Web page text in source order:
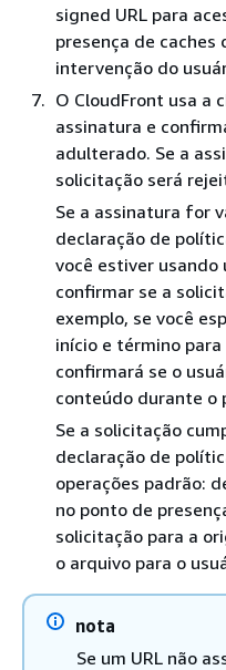
signed URL para
presença de caches
intervenção do
O CloudFront usa a
assinatura e
adulterado. Se a
solicitação será
Se a assinatura for
declaração de
você estiver usando
confirmar se a
exemplo, se você
início e término para
confirmará se o
conteúdo durante o
Se a solicitação
declaração de
operações padrão:
no ponto de
solicitação para a
o arquivo para o
nota
Se um URL não